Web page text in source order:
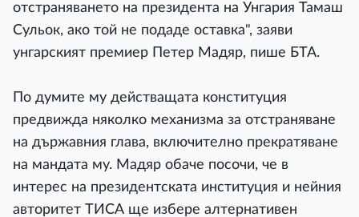
отстраняването на президента на Унгария Тамаш
Сульок, ако той не подаде оставкa", заяви
унгарският премиер Петер Мадяр, пише БТА.
По думите му действащата конституция
предвижда няколко механизма за отстраняване
на държавния глава, включително прекратяване
на мандата му. Мадяр обаче посочи, че в
интерес на президентската институция и нейния
авторитет ТИСА ще избере алтернативен